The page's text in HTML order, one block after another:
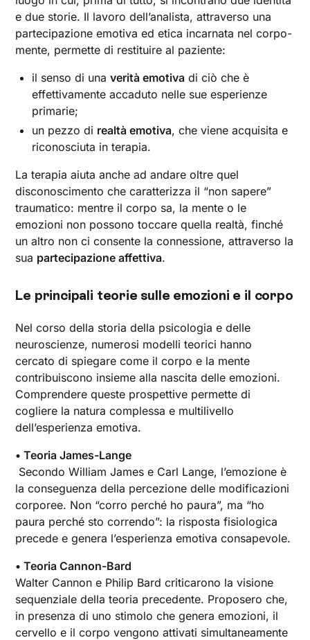
e due storie. Il lavoro dell’analista, attraverso una
partecipazione emotiva ed etica incarnata nel corpo-
mente, permette di restituire al paziente:
il senso di unaverità emotiva di ciò che è
effettivamente accaduto nelle sue esperienze
primarie;
un pezzo di realtà emotiva, che viene acquisita e
riconosciuta in terapia.
La terapia aiuta anche ad andare oltre quel
disconoscimento che caratterizza il “non sapere”
traumatico: mentre il corpo sa, la mente o le
emozioni non possono toccare quella realtà, finché
un altro non ci consente la connessione, attraverso la
sua partecipazione affettiva.
Le principali teorie sulle emozioni e il corpo
Nel corso della storia della psicologia e delle
neuroscienze, numerosi modelli teorici hanno
cercato di spiegare come il corpo e la mente
contribuiscono insieme alla nascita delle emozioni.
Comprendere queste prospettive permette di
cogliere la natura complessa e multilivello
dell’esperienza emotiva.
• Teoria James-Lange
Secondo William James e Carl Lange, l’emozione è
la conseguenza della percezione delle modificazioni
corporee. Non “corro perché ho paura”, ma “ho
paura perché sto correndo”: la risposta fisiologica
precede e genera l’esperienza emotiva consapevole.
• Teoria Cannon-Bard
Walter Cannon e Philip Bard criticarono la visione
sequenziale della teoria precedente. Proposero che,
in presenza di uno stimolo che genera emozioni, il
cervello e il corpo vengono attivati simultaneamente